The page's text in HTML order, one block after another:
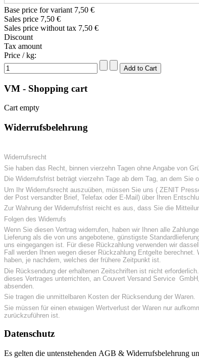
Base price for variant 7,50 €
Sales price 7,50 €
Sales price without tax 7,50 €
Discount
Tax amount
Price / kg:
VM - Shopping cart
Cart empty
Widerrufsbelehrung
Widerrufsrecht
Sie haben das Recht, binnen vierzehn Tagen ohne Angabe von
Die Widerrufsfrist beträgt vierzehn Tage ab dem Tag, an dem
Um Ihr Widerrufsrecht auszuüben, müssen Sie uns ( ZENIT
der Post versandter Brief, Telefax oder E-Mail) über Ihren
Zur Wahrung der Widerrufsfrist reicht es aus, dass Sie die
Folgen des Widerrufs
Wenn Sie diesen Vertrag widerrufen, haben wir Ihnen alle
Lieferung als die von uns angebotene, günstigste
uns eingegangen ist. Für diese Rückzahlung verwenden wir
Fall werden Ihnen wegen dieser Rückzahlung Entgelte
haben, je nachdem, welches der frühere Zeitpunkt ist.
Die Rücksendung der erhaltenen Zeitschriften ist nicht
dieses Vertrages unterrichten, an Couvert Versand Service
absenden.
Sie tragen die unmittelbaren Kosten der Rücksendung der Waren.
Sie müssen für einen etwaigen Wertverlust der Waren nur
zurückzuführen ist.
Datenschutz
Es gelten die untenstehenden AGB & Widerrufsbelehrung